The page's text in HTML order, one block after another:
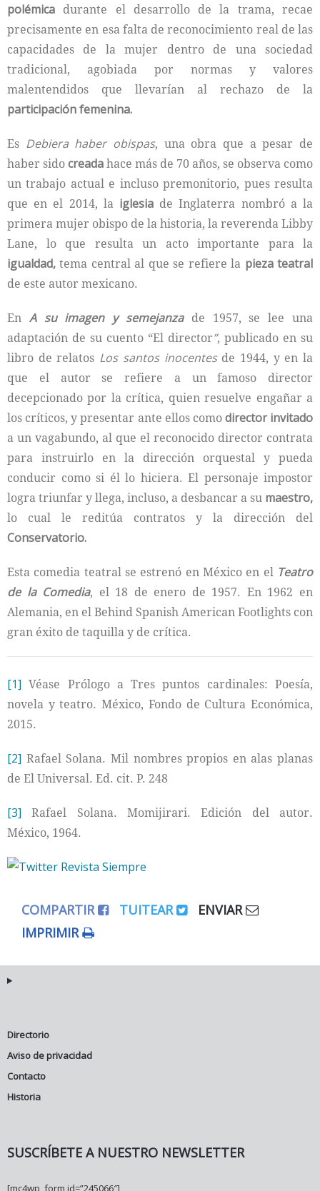
polémica durante el desarrollo de la trama, recae
precisamente en esa falta de reconocimiento real de las
capacidades de la mujer dentro de una sociedad
tradicional, agobiada por normas y valores
malentendidos que llevarían al rechazo de la
participación femenina.
Es Debiera haber obispas, una obra que a pesar de
haber sidocreadahace más de 70 años, se observa como
un trabajo actual e incluso premonitorio, pues resulta
que en el 2014, la iglesia de Inglaterra nombró a la
primera mujer obispo de la historia, la reverenda Libby
Lane, lo que resulta un acto importante para la
igualdad, tema central al que se refiere la pieza teatral
de este autor mexicano.
En A su imagen y semejanzade 1957, se lee una
adaptación de su cuento “El director”, publicado en su
libro de relatos Los santos inocentes de 1944, y en la
que el autor se refiere a un famoso director
decepcionado por la crítica, quien resuelve engañar a
los críticos, y presentar ante ellos comodirector invitado
a un vagabundo, al que el reconocido director contrata
para instruirlo en la dirección orquestal y pueda
conducir como si él lo hiciera. El personaje impostor
logra triunfar y llega, incluso, a desbancar a su maestro,
lo cual le reditúa contratos y la dirección del
Conservatorio.
Esta comedia teatral se estrenó en México en el Teatro
de la Comedia, el 18 de enero de 1957. En 1962 en
Alemania, en el Behind Spanish American Footlights con
gran éxito de taquilla y de crítica.
[1] Véase Prólogo a Tres puntos cardinales: Poesía,
novela y teatro. México, Fondo de Cultura Económica,
2015.
[2] Rafael Solana. Mil nombres propios en alas planas
de El Universal. Ed. cit. P. 248
[3] Rafael Solana. Momijirari. Edición del autor.
México, 1964.
COMPARTIR TUITEAR
ENVIAR
IMPRIMIR
Directorio
Aviso de privacidad
Contacto
Historia
SUSCRÍBETE A NUESTRO NEWSLETTER
[mc4wp_form id=”245066″]